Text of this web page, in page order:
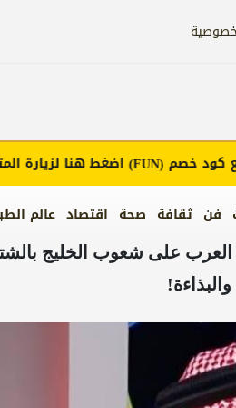
فن ثقافة صحة اقتصاد عالم
خصم(FUN)اضغط هنا لزيارة المتجر
على شعوب الخليج